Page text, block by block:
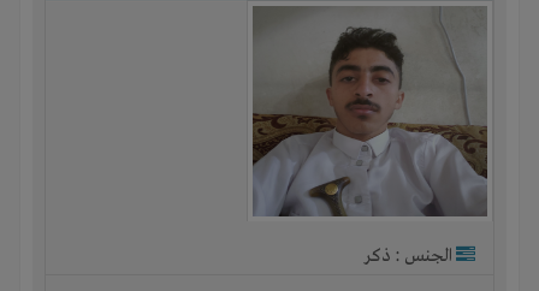
الجنس : ذكر